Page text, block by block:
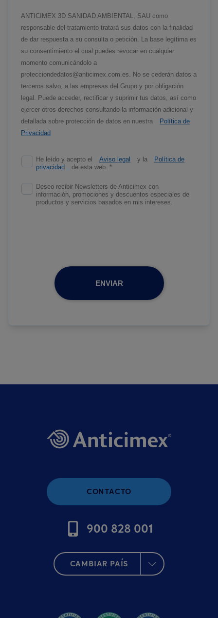
ANTICIMEX 3D SANIDAD AMBIENTAL, SAU como
responsable del tratamiento tratará sus datos con la finalidad
de dar respuesta a su consulta o petición. La base legítima es
su consentimiento el cual puedes revocar en cualquier
momento comunicándolo a
protecciondedatos@anticimex.com.es. No se cederán datos a
terceros salvo, a las empresas del Grupo y por obligación
legal. Puede acceder, rectificar y suprimir tus datos, así como
ejercer otros derechos consultando la información adicional y
detallada sobre protección de datos en nuestra
Política de
Privacidad
He leído y acepto el Aviso legal y la
Política de
privacidad
de esta web. *
Deseo recibir Newsletters de Anticimex con
información, promociones y descuentos especiales de
productos y servicios basados en mis intereses.
ENVIAR
CONTACTO
900 828 001
CAMBIAR PAÍS